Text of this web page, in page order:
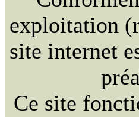
exploitation
site internet
Ce site